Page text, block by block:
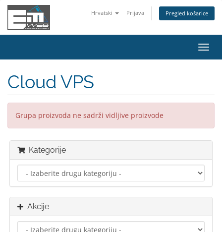
Hrvatski Prijava Pregled košarice
Cloud VPS
Grupa proizvoda ne sadrži vidljive proizvode
Kategorije
Akcije